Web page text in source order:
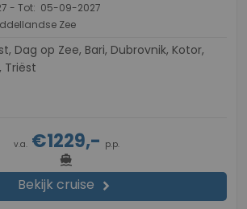
- Tot: 05-09-2027
Zee
Triëst
v.a.€1229,- p.p.
directions_boat
Bekijk cruise chevron_right